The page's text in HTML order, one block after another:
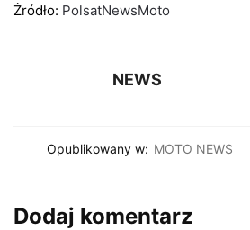
Żródło: PolsatNewsMoto
NEWS
Opublikowany w: MOTO NEWS
Dodaj komentarz